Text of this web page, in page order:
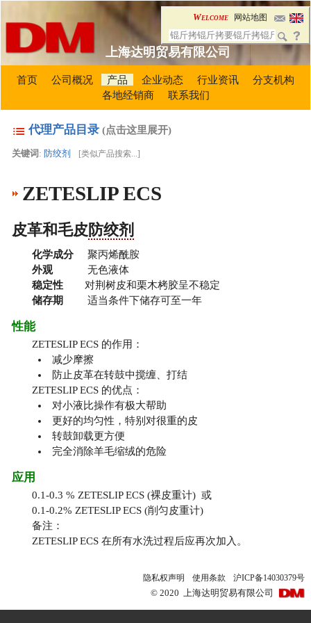
上海达明贸易有限公司
Welcome 网站地图
首页 公司概况 产品 企业动态 行业资讯
分支机构
各地经销商
联系我们
代理产品目录 (点击这里展开)
关键词 : 防绞剂 [类似产品搜索...]
ZETESLIP ECS
皮革和毛皮 防绞剂
化学成分
聚丙烯酰胺
外观
无色液体
稳定性
对荆树皮和栗木栲胶呈不稳定
储存期
适当条件下储存可至一年
性能
ZETESLIP ECS 的作用：
减少摩擦
防止皮革在转鼓中搅缠、打结
ZETESLIP ECS 的优点：
对小液比操作有极大帮助
更好的均匀性，特别对很重的皮
转鼓卸载更方便
完全消除羊毛缩绒的危险
应用
0.1-0.3 % ZETESLIP ECS (裸皮重计) 或
0.1-0.2% ZETESLIP ECS (削匀皮重计)
备注：
ZETESLIP ECS 在所有水洗过程后应再次加入。
隐私权声明 使用条款 沪ICP备14030379号
©2020 上海达明贸易有限公司